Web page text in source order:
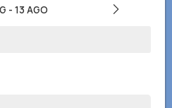
- 13 AGO